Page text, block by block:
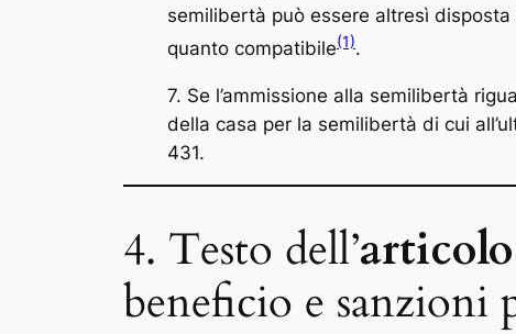
semilibertà può essere altresì disposta
quanto compatibile(1).
7. Se l’ammissione alla semilibertà
della casa per la semilibertà di cui
431.
4. Testo dell’
beneficio e sanzioni